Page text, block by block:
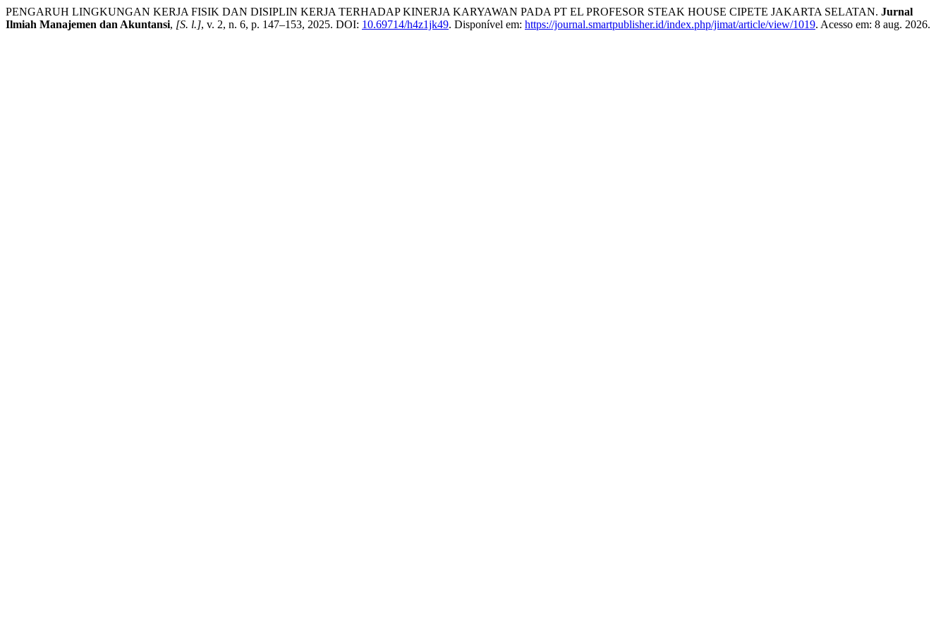
PENGARUH LINGKUNGAN KERJA FISIK DAN DISIPLIN KERJA TERHADAP KINERJA KARYAWAN PADA PT EL PROFESOR STEAK HOUSE CIPETE JAKARTA SELATAN. Jurnal
Ilmiah Manajemen dan Akuntansi, [S. l.], v. 2, n. 6, p. 147–153, 2025. DOI: 10.69714/h4z1jk49. Disponível em: https://journal.smartpublisher.id/index.php/jimat/article/view/1019. Acesso em: 8 aug. 2026.